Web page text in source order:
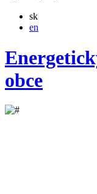
skSlovensky
en
obce